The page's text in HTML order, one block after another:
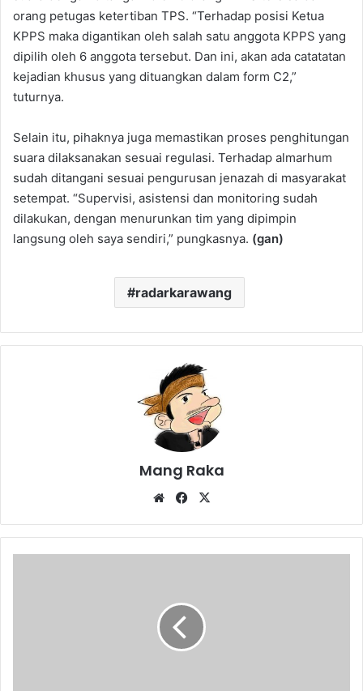
orang petugas ketertiban TPS. “Terhadap posisi Ketua
KPPS maka digantikan oleh salah satu anggota KPPS yang
dipilih oleh 6 anggota tersebut. Dan ini, akan ada catatatan
kejadian khusus yang dituangkan dalam form C2,”
tuturnya.
Selain itu, pihaknya juga memastikan proses penghitungan
suara dilaksanakan sesuai regulasi. Terhadap almarhum
sudah ditangani sesuai pengurusan jenazah di masyarakat
setempat. “Supervisi, asistensi dan monitoring sudah
dilakukan, dengan menurunkan tim yang dipimpin
langsung oleh saya sendiri,” pungkasnya. (gan)
radarkarawang
Mang Raka
WebsiteFacebook